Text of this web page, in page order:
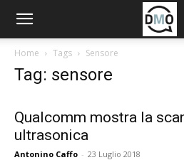
Home Tags Sensore
Tag: sensore
Qualcomm mostra la
ultrasonica
Antonino Caffo - 23 Luglio 2018